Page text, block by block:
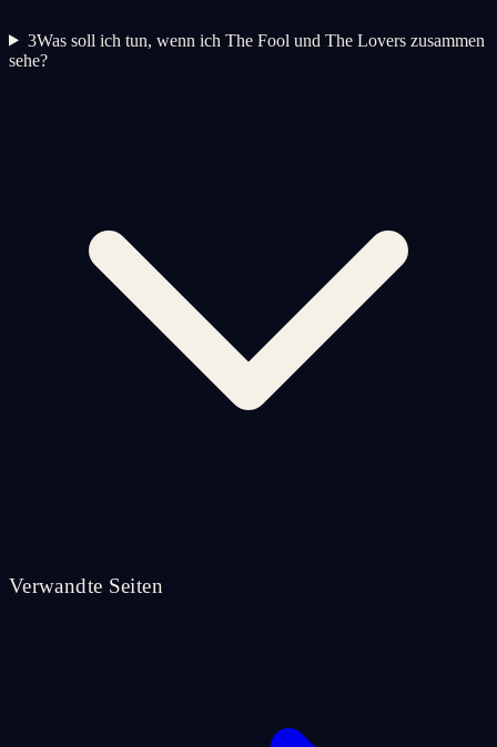
3Was soll ich tun, wenn ich The Fool und The Lovers zusammen
sehe?
Verwandte Seiten